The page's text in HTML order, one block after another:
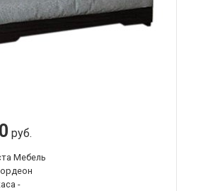
руб.
Мебель
-